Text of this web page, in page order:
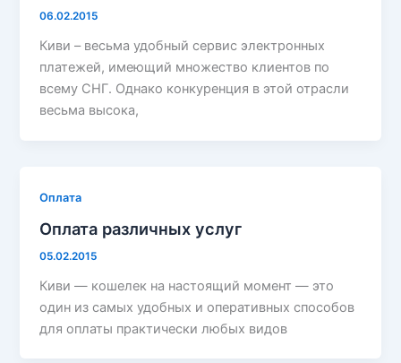
06.02.2015
Киви – весьма удобный сервис электронных
платежей, имеющий множество клиентов по
всему СНГ. Однако конкуренция в этой отрасли
весьма высока,
Оплата
Оплата различных услуг
05.02.2015
Киви — кошелек на настоящий момент — это
один из самых удобных и оперативных способов
для оплаты практически любых видов